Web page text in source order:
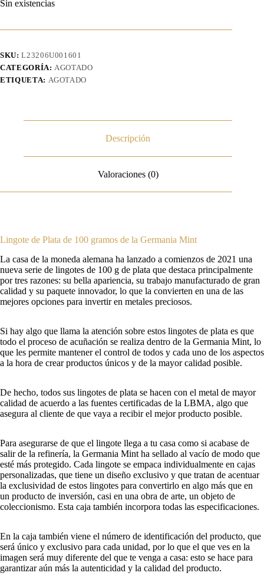
Sin existencias
SKU:L23206U001601
CATEGORÍA:AGOTADO
ETIQUETA: AGOTADO
Descripción
Valoraciones (0)
Lingote de Plata de 100 gramos de la Germania Mint
La casa de la moneda alemana ha lanzado a comienzos de 2021 una
nueva serie de lingotes de 100 g de plata que destaca principalmente
por tres razones: su bella apariencia, su trabajo manufacturado de gran
calidad y su paquete innovador, lo que la convierten en una de las
mejores opciones para invertir en metales preciosos.
Si hay algo que llama la atención sobre estos lingotes de plata es que
todo el proceso de acuñación se realiza dentro de la Germania Mint, lo
que les permite mantener el control de todos y cada uno de los aspectos
a la hora de crear productos únicos y de la mayor calidad posible.
De hecho, todos sus lingotes de plata se hacen con el metal de mayor
calidad de acuerdo a las fuentes certificadas de la LBMA, algo que
asegura al cliente de que vaya a recibir el mejor producto posible.
Para asegurarse de que el lingote llega a tu casa como si acabase de
salir de la refinería, la Germania Mint ha sellado al vacío de modo que
esté más protegido. Cada lingote se empaca individualmente en cajas
personalizadas, que tiene un diseño exclusivo y que tratan de acentuar
la exclusividad de estos lingotes para convertirlo en algo más que en
un producto de inversión, casi en una obra de arte, un objeto de
coleccionismo. Esta caja también incorpora todas las especificaciones.
En la caja también viene el número de identificación del producto, que
será único y exclusivo para cada unidad, por lo que el que ves en la
imagen será muy diferente del que te venga a casa: esto se hace para
garantizar aún más la autenticidad y la calidad del producto.